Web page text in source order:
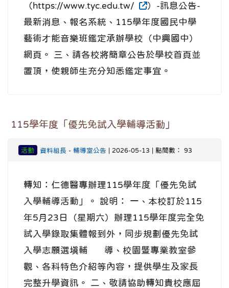
（https://www.tyc.edu.tw/
）-訊息公告-
最新消息、報名系統、115學年度國民中學
藝術才能音樂班鑑定承辦學校（中興國中）
網頁。 三、請各校將簡章公告於學校首頁並
置頂，使親師生充分知悉鑑定事宜。
115學年度「優先免試入學輔導活動」
活動 資料組長 - 輔導室公告 | 2026-05-13 | 點閱數： 93
轉知：仁德醫專辦理115學年度「優先免試
入學輔導活動」。 說明： 一、本校訂於115
年5月23日（星期六）辦理115學年度完全免
試入學錄取集體報到外，同步規劃優先免試
入學志願選填輔 導、校園暨專業教室參
觀、各科特色介紹等內容，提供學生及家長
完整升學資訊。 二、敬請協助轉知貴校應屆